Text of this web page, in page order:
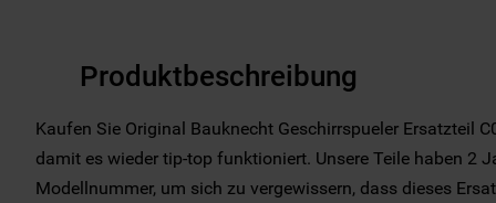
Produktbeschreibung
Kaufen Sie Original Bauknecht Geschirrspueler Ersatzteil
damit es wieder tip-top funktioniert. Unsere Teile haben 2
Modellnummer, um sich zu vergewissern, dass dieses